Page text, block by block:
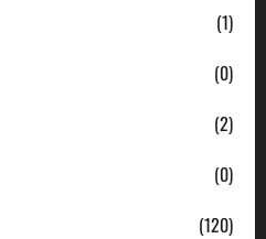
(1)
(0)
(2)
(0)
(120)